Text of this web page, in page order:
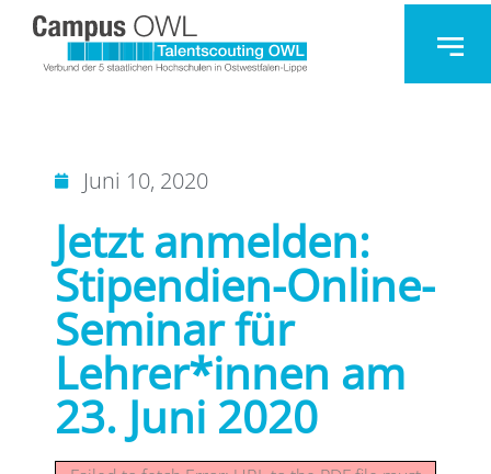
Juni 10, 2020
Jetzt anmelden:
Stipendien-Online-
Seminar für
Lehrer*innen am
23. Juni 2020